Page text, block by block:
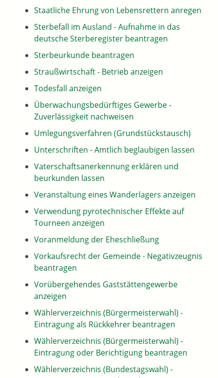
Staatliche Ehrung von Lebensrettern anregen
Sterbefall im Ausland - Aufnahme in das
deutsche Sterberegister beantragen
Sterbeurkunde beantragen
Straußwirtschaft - Betrieb anzeigen
Todesfall anzeigen
Überwachungsbedürftiges Gewerbe -
Zuverlässigkeit nachweisen
Umlegungsverfahren (Grundstückstausch)
Unterschriften - Amtlich beglaubigen lassen
Vaterschaftsanerkennung erklären und
beurkunden lassen
Veranstaltung eines Wanderlagers anzeigen
Verwendung pyrotechnischer Effekte auf
Tourneen anzeigen
Voranmeldung der Eheschließung
Vorkaufsrecht der Gemeinde - Negativzeugnis
beantragen
Vorübergehendes Gaststättengewerbe
anzeigen
Wählerverzeichnis (Bürgermeisterwahl) -
Eintragung als Rückkehrer beantragen
Wählerverzeichnis (Bürgermeisterwahl) -
Eintragung oder Berichtigung beantragen
Wählerverzeichnis (Bundestagswahl) -